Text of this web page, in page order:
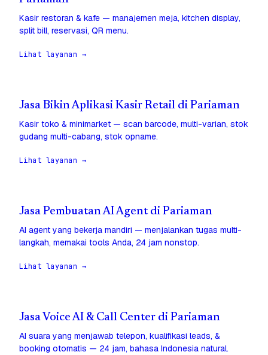
Kasir restoran & kafe — manajemen meja, kitchen display,
split bill, reservasi, QR menu.
Lihat layanan →
Jasa Bikin Aplikasi Kasir Retail di Pariaman
Kasir toko & minimarket — scan barcode, multi-varian, stok
gudang multi-cabang, stok opname.
Lihat layanan →
Jasa Pembuatan AI Agent di Pariaman
AI agent yang bekerja mandiri — menjalankan tugas multi-
langkah, memakai tools Anda, 24 jam nonstop.
Lihat layanan →
Jasa Voice AI & Call Center di Pariaman
AI suara yang menjawab telepon, kualifikasi leads, &
booking otomatis — 24 jam, bahasa Indonesia natural.